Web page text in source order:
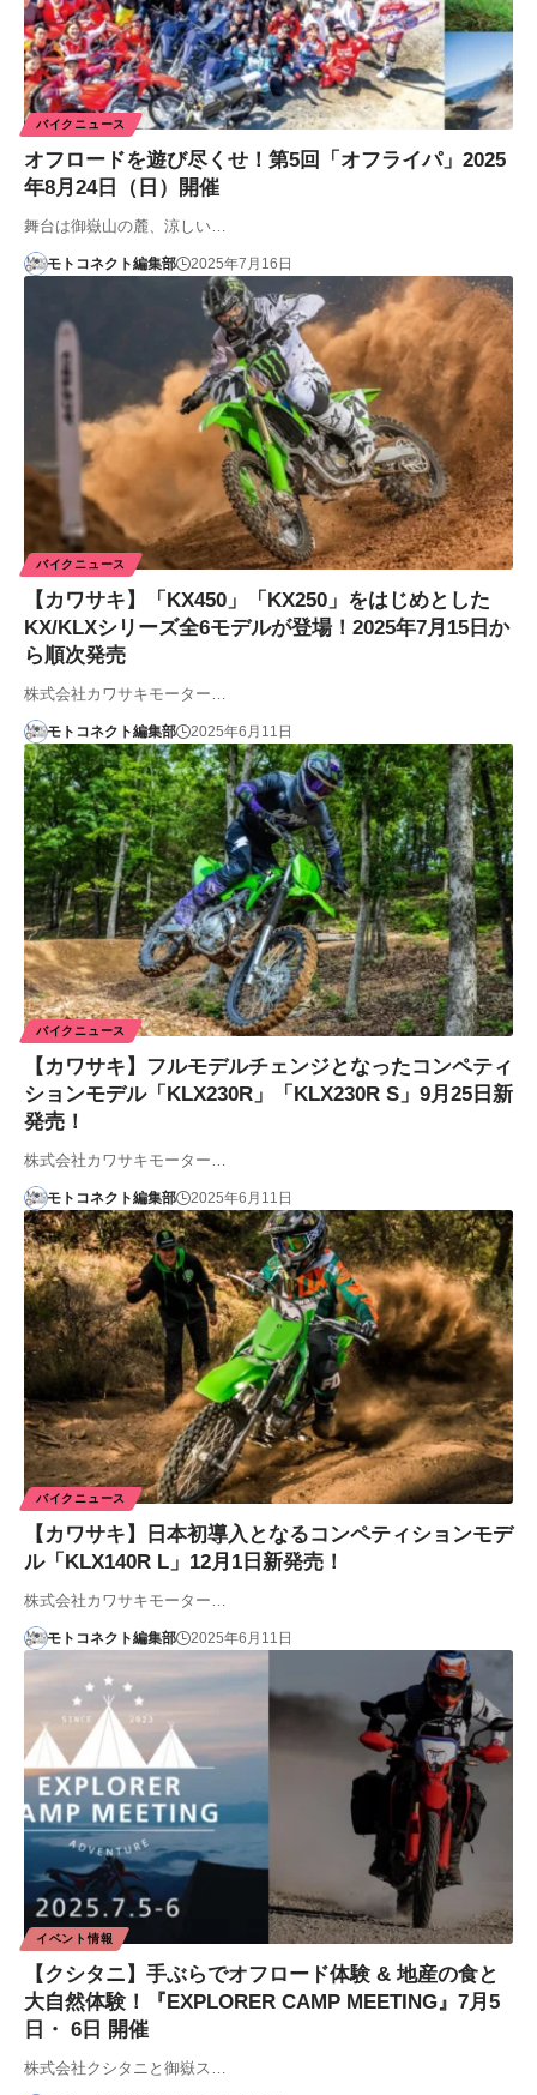
バイクニュース
オフロードを遊び尽くせ！第5回「オフライパ」2025
年8月24日（日）開催
舞台は御嶽山の麓、涼しい…
モトコネクト編集部 2025年7月16日
バイクニュース
【カワサキ】「KX450」「KX250」をはじめとした
KX/KLXシリーズ全6モデルが登場！2025年7月15日か
ら順次発売
株式会社カワサキモーター…
モトコネクト編集部 2025年6月11日
バイクニュース
【カワサキ】フルモデルチェンジとなったコンペティ
ションモデル「KLX230R」「KLX230R S」9月25日新
発売！
株式会社カワサキモーター…
モトコネクト編集部 2025年6月11日
バイクニュース
【カワサキ】日本初導入となるコンペティションモデ
ル「KLX140R L」12月1日新発売！
株式会社カワサキモーター…
モトコネクト編集部 2025年6月11日
イベント情報
【クシタニ】手ぶらでオフロード体験 & 地産の食と
大自然体験！『EXPLORER CAMP MEETING』7月5
日・ 6日 開催
株式会社クシタニと御嶽ス…